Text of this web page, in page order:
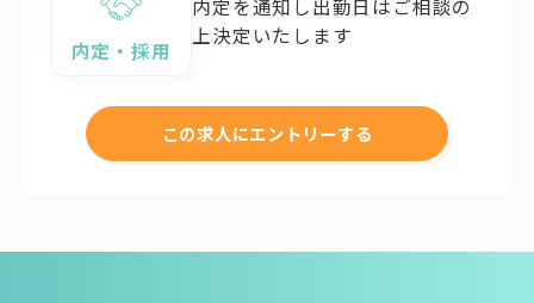
内定・採用
内定を通知し出勤日はご相談の
上決定いたします
この求人にエントリーする